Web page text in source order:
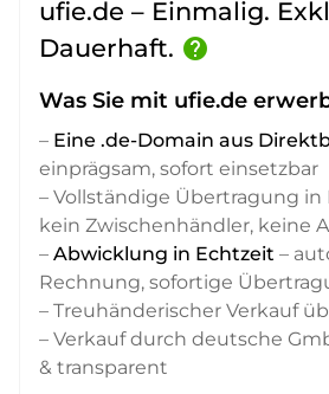
ufie.de – Einmalig.
Dauerhaft. help
Was Sie mit ufie.de
– Eine .de-Domain aus
einprägsam, sofort einsetzbar
– Vollständige Übertragung in
kein Zwischenhändler, keine
– Abwicklung in Echtzeit –
Rechnung, sofortige
– Treuhänderischer Verkauf
– Verkauf durch deutsche
& transparent